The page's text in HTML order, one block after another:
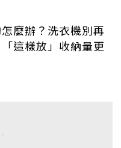
麼辦？洗衣機別再
這樣放」收納量更